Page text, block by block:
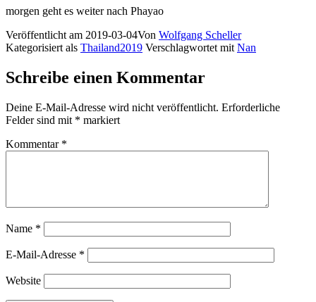
morgen geht es weiter nach Phayao
Veröffentlicht am 2019-03-04Von Wolfgang Scheller
Kategorisiert als Thailand2019 Verschlagwortet mit Nan
Schreibe einen Kommentar
Deine E-Mail-Adresse wird nicht veröffentlicht. Erforderliche
Felder sind mit * markiert
Kommentar *
Name *
E-Mail-Adresse *
Website